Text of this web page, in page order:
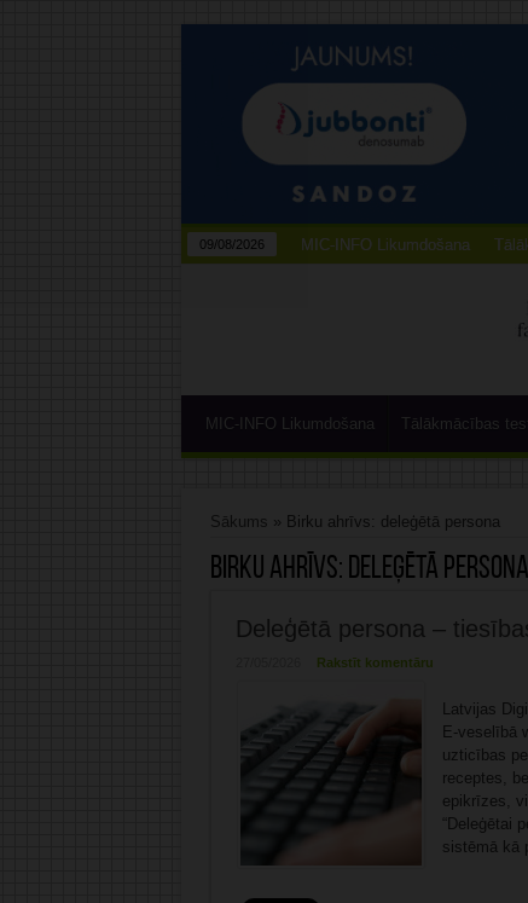
09/08/2026 MIC-INFO Likumdošana
MIC-INFO Likumdošana Tālākmācības
Sākums » Birku ahrīvs: deleģētā persona
Birku ahrīvs: deleģētā persona
Deleģētā persona –
Rakstīt komentāru
Latvijas
E-veselībā
uzticības
receptes,
epikrīzes,
“Deleģētai
sistēmā kā